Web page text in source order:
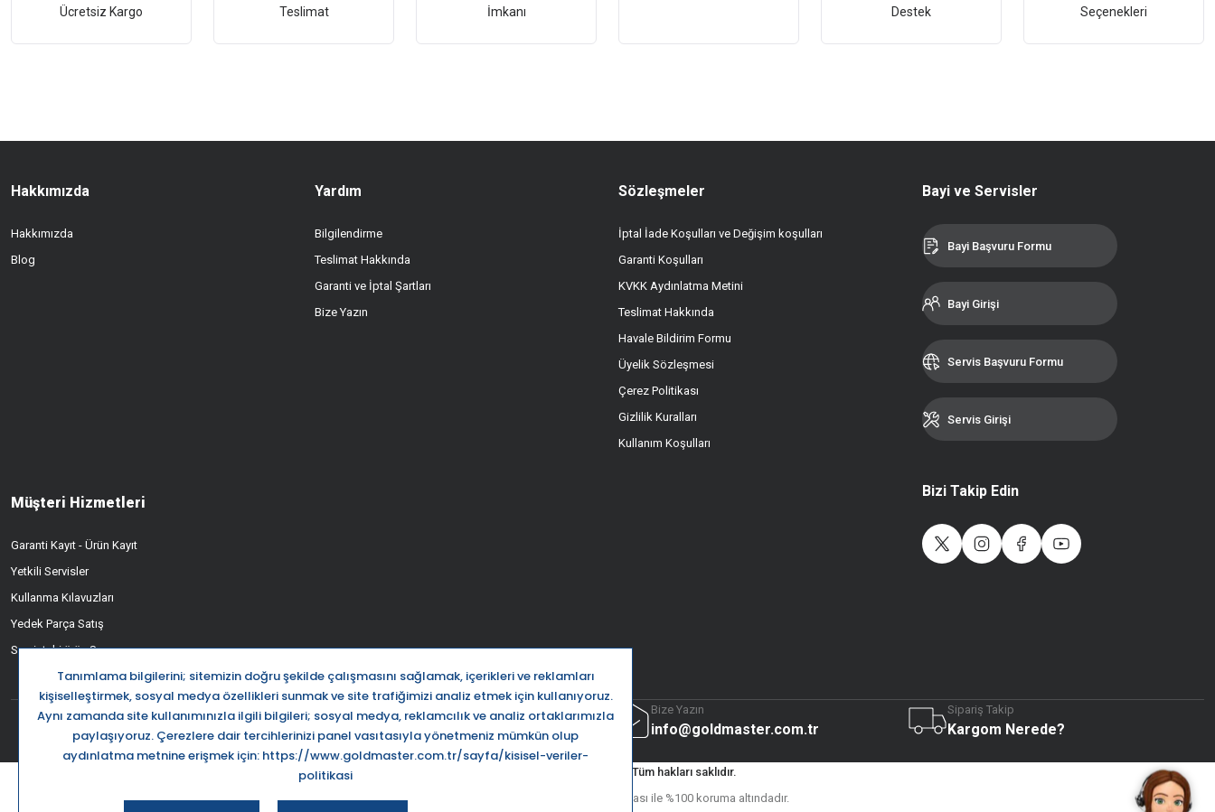
Ücretsiz Kargo
Teslimat
İmkanı
Destek
Seçenekleri
Hakkımızda
Hakkımızda
Blog
Yardım
Bilgilendirme
Teslimat Hakkında
Garanti ve İptal Şartları
Bize Yazın
Sözleşmeler
İptal İade Koşulları ve Değişim koşulları
Garanti Koşulları
KVKK Aydınlatma Metini
Teslimat Hakkında
Havale Bildirim Formu
Üyelik Sözleşmesi
Çerez Politikası
Gizlilik Kuralları
Kullanım Koşulları
Müşteri Hizmetleri
Garanti Kayıt - Ürün Kayıt
Yetkili Servisler
Kullanma Kılavuzları
Yedek Parça Satış
Servisteki ürün Sorgusu
Bayi ve Servisler
Bayi Başvuru Formu
Bayi Girişi
Servis Başvuru Formu
Servis Girişi
Bizi Takip Edin
Destek Hattı
0850 532 5666
Bize Yazın
info@goldmaster.com.tr
Sipariş Takip
Kargom Nerede?
Goldmaster.com.tr © 2024 - Tüm hakları saklıdır.
Kredi kartı bilgileriniz 256bit SSL Sertifikası ile %100 koruma altındadır.